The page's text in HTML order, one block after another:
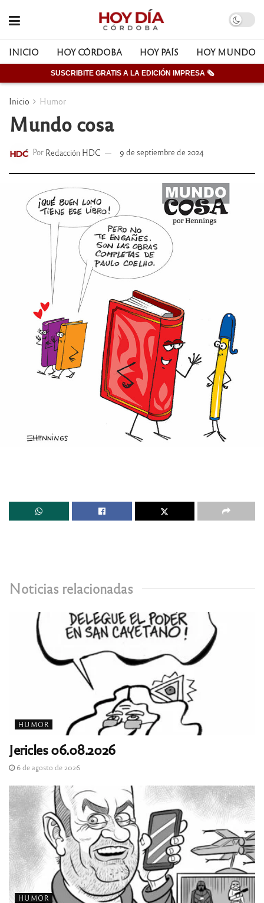
INICIO HOY CÓRDOBA HOY PAÍS HOY MUNDO
SUSCRIBITE GRATIS A LA EDICIÓN IMPRESA 🗞
Inicio Humor
Mundo cosa
Por Redacción HDC 9 de septiembre de 2024
Noticias relacionadas
HUMOR
Jericles 06.08.2026
6 de agosto de 2026
HUMOR